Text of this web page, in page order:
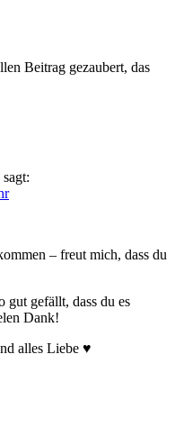
Beitrag gezaubert, das
sagt:
– freut mich, dass du
gut gefällt, dass du es
Dank!
alles Liebe ♥